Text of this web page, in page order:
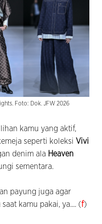
Foto: Dok. JFW 2026
kamu yang aktif,
seperti koleksi Vivi
denim ala Heaven
sementara.
payung juga agar
kamu pakai, ya.... (f)